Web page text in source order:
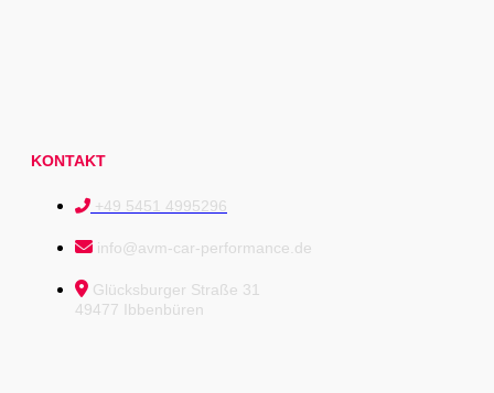
KONTAKT
+49 5451 4995296
info@avm-car-performance.de
Glücksburger Straße 31
49477 Ibbenbüren